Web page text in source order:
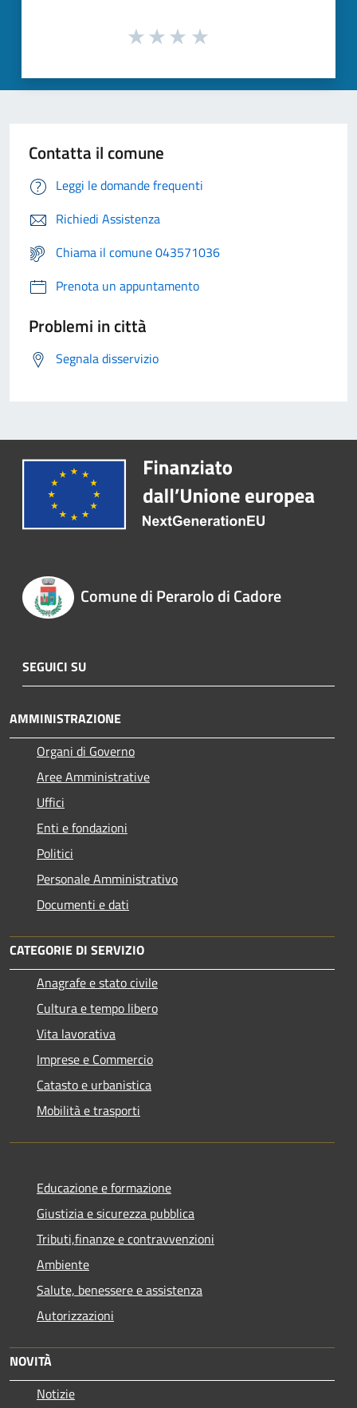
Contatta il comune
Leggi le domande frequenti
Richiedi Assistenza
Chiama il comune 043571036
Prenota un appuntamento
Problemi in città
Segnala disservizio
Comune di Perarolo di Cadore
SEGUICI SU
AMMINISTRAZIONE
Organi di Governo
Aree Amministrative
Uffici
Enti e fondazioni
Politici
Personale Amministrativo
Documenti e dati
CATEGORIE DI SERVIZIO
Anagrafe e stato civile
Cultura e tempo libero
Vita lavorativa
Imprese e Commercio
Catasto e urbanistica
Mobilità e trasporti
Educazione e formazione
Giustizia e sicurezza pubblica
Tributi,finanze e contravvenzioni
Ambiente
Salute, benessere e assistenza
Autorizzazioni
NOVITÀ
Notizie